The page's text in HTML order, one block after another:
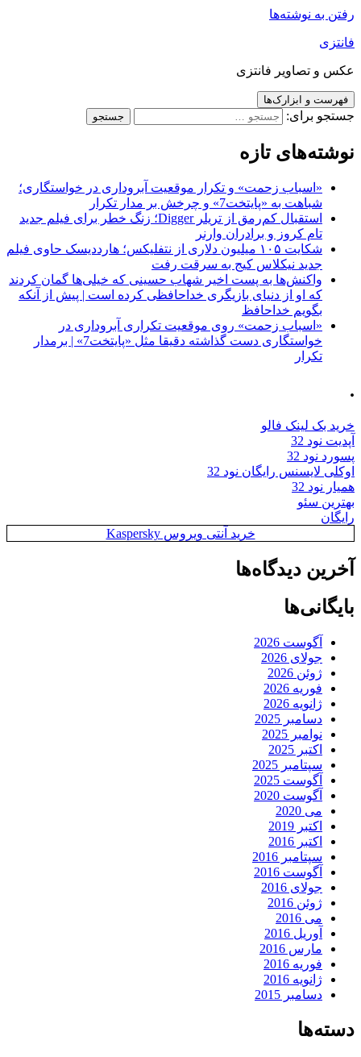
رفتن به نوشته‌ها
فانتزی
عکس و تصاویر فانتزی
فهرست و ابزارک‌ها
جستجو برای:
نوشته‌های تازه
«اسباب زحمت» و تکرار موقعیت آبروداری در خواستگاری؛
شباهت به «پایتخت7» و چرخش بر مدار تکرار
استقبال کم‌رمق از تریلر Digger؛ زنگ خطر برای فیلم جدید
تام کروز و برادران وارنر
شکایت ۱۰۵ میلیون دلاری از نتفلیکس؛ هارددیسک حاوی فیلم
جدید نیکلاس کیج به سرقت رفت
واکنش‌ها به پست اخیر شهاب حسینی که خیلی‌ها گمان کردند
که او از دنیای بازیگری خداحافظی کرده است | پیش از آنکه
بگویم خداحافظ
«اسباب زحمت» روی موقعیت تکراری آبروداری در
خواستگاری دست گذاشته دقیقا مثل «پایتخت7» | برمدار
تکرار
.
خرید بک لینک فالو
آپدیت نود 32
پسورد نود 32
اوکلی لایسنس رایگان نود 32
همیار نود 32
بهترین سئو
رایگان
خرید آنتی ویروس Kaspersky
آخرین دیدگاه‌ها
بایگانی‌ها
آگوست 2026
جولای 2026
ژوئن 2026
فوریه 2026
ژانویه 2026
دسامبر 2025
نوامبر 2025
اکتبر 2025
سپتامبر 2025
آگوست 2025
آگوست 2020
می 2020
اکتبر 2019
اکتبر 2016
سپتامبر 2016
آگوست 2016
جولای 2016
ژوئن 2016
می 2016
آوریل 2016
مارس 2016
فوریه 2016
ژانویه 2016
دسامبر 2015
دسته‌ها